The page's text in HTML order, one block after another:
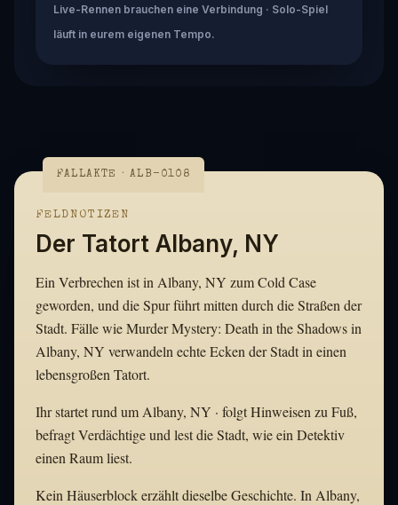
Live-Rennen brauchen eine Verbindung · Solo-Spiel
läuft in eurem eigenen Tempo.
FALLAKTE · ALB-0108
FELDNOTIZEN
Der Tatort Albany, NY
Ein Verbrechen ist in Albany, NY zum Cold Case
geworden, und die Spur führt mitten durch die Straßen der
Stadt. Fälle wie Murder Mystery: Death in the Shadows in
Albany, NY verwandeln echte Ecken der Stadt in einen
lebensgroßen Tatort.
Ihr startet rund um Albany, NY · folgt Hinweisen zu Fuß,
befragt Verdächtige und lest die Stadt, wie ein Detektiv
einen Raum liest.
Kein Häuserblock erzählt dieselbe Geschichte. In Albany,